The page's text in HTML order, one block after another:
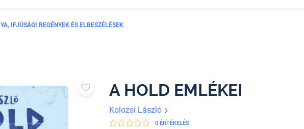
YA, IFJÚSÁGI REGÉNYEK ÉS ELBESZÉLÉSEK
A HOLD EMLÉKEI
Kolozsi László
0 ÉRTÉKELÉS